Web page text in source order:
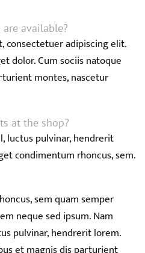
available?
consectetuer adipiscing elit.
dolor. Cum sociis natoque
montes, nascetur
at the shop?
luctus pulvinar, hendrerit
condimentum rhoncus, sem.
sem quam semper
neque sed ipsum. Nam
pulvinar, hendrerit lorem.